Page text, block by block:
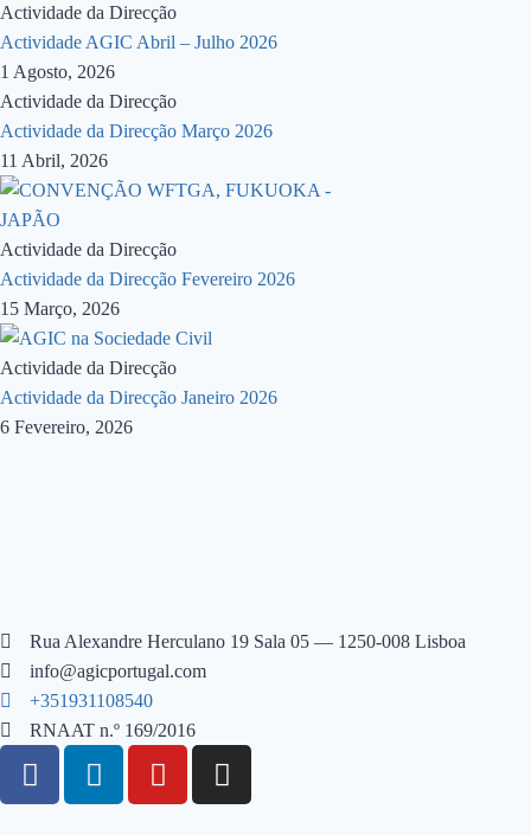
Actividade da Direcção
Actividade AGIC Abril – Julho 2026
1 Agosto, 2026
Actividade da Direcção
Actividade da Direcção Março 2026
11 Abril, 2026
Actividade da Direcção
Actividade da Direcção Fevereiro 2026
15 Março, 2026
Actividade da Direcção
Actividade da Direcção Janeiro 2026
6 Fevereiro, 2026
Rua Alexandre Herculano 19 Sala 05 — 1250-008 Lisboa
info@agicportugal.com
+351931108540
RNAAT n.º 169/2016